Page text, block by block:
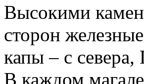
Высокими
сторон
капы – с
В каждом